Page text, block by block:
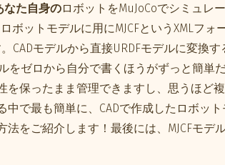
なた自身のロボットをMuJoCoでシミュレ
ボットモデルに用にMJCFというXMLフォ
CADモデルから直接URDFモデルに変換
をゼロから自分で書くほうがずっと簡単
を保ったまま管理できますし、思うほど
で最も簡単に、CADで作成したロボット
をご紹介します！最後には、MJCFモデ